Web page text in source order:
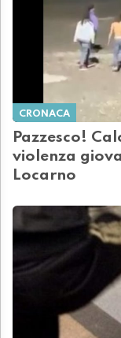
CRONACA
Pazzesco!
violenza
Locarno